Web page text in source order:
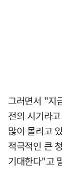
그러면서 "지
전의 시기라
많이 몰리고
적극적인 큰
기대한다"고